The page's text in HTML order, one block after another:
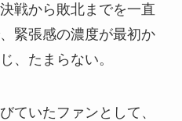
戦から敗北までを一直
緊張感の濃度が最初か
、たまらない。
ていたファンとして、